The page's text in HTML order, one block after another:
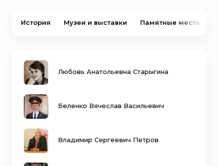
История Музеи и выставки Памятные места
Любовь Анатольевна Старыгина
Беленко Вячеслав Васильевич
Владимир Сергеевич Петров